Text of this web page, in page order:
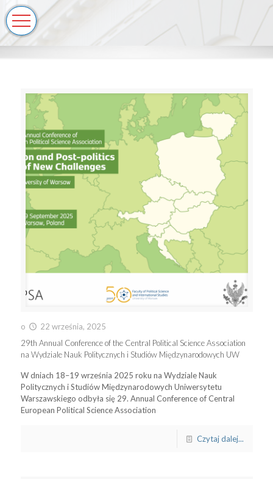
o
22 września, 2025
29th Annual Conference of the Central Political Science Association
na Wydziale Nauk Politycznych i Studiów Międzynarodowych UW
W dniach 18–19 września 2025 roku na Wydziale Nauk
Politycznych i Studiów Międzynarodowych Uniwersytetu
Warszawskiego odbyła się 29. Annual Conference of Central
European Political Science Association
Czytaj dalej...